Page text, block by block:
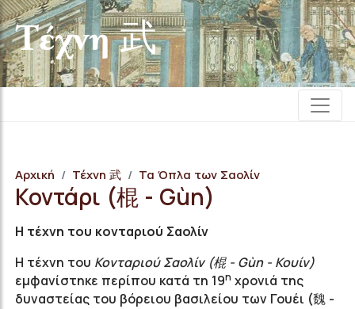
Τέχνη 武
Αρχική Τέχνη 武 Τα Όπλα των Σαολίν
Κοντάρι (棍 - Gùn)
Η τέχνη του κονταριού Σαολίν
Η τέχνη του Κονταριού Σαολίν (棍 - Gùn - Κουίν)
εμφανίστηκε περίπου κατά τη 19η χρονιά της
δυναστείας του βόρειου βασιλείου των Γουέι (魏 -